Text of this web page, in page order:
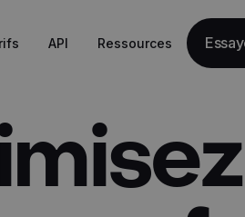
API Ressources